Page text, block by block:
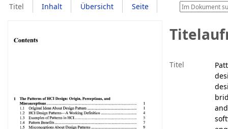
Titel Inhalt Übersicht Seite
Titel